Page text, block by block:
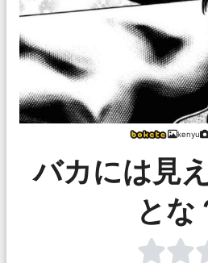
kenyu
バカには見
とな